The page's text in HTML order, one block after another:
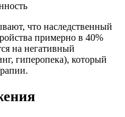
что наследственный
примерно в 40%
на негативный
гиперопека), который